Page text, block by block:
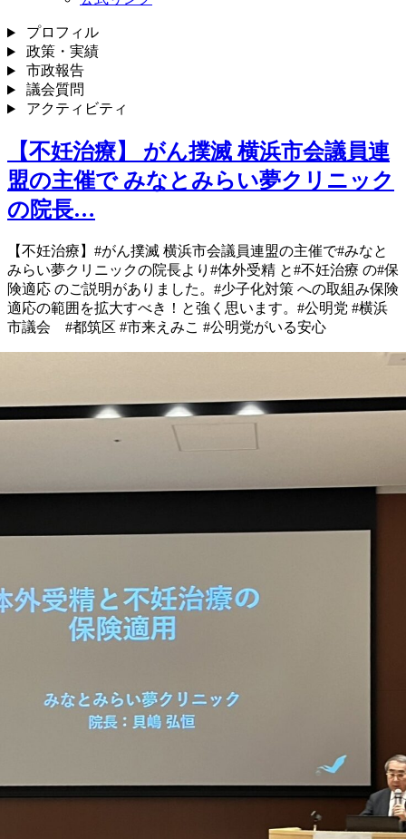
プロフィル
政策・実績
市政報告
議会質問
アクティビティ
【不妊治療】 がん撲滅 横浜市会議員連
盟の主催で みなとみらい夢クリニック
の院長…
【不妊治療】 #がん撲滅 横浜市会議員連盟の主催で #みなと
みらい夢クリニック の院長より #体外受精 と #不妊治療 の #保
険適応 のご説明がありました。 #少子化対策 への取組み 保険
適応の範囲を拡大すべき！ と強く思います。 #公明党 #横浜
市議会 #都筑区 #市来えみこ #公明党がいる安心